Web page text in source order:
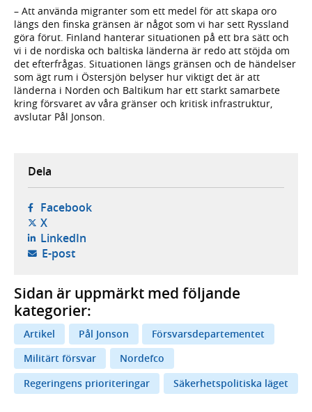
– Att använda migranter som ett medel för att skapa oro
längs den finska gränsen är något som vi har sett Ryssland
göra förut. Finland hanterar situationen på ett bra sätt och
vi i de nordiska och baltiska länderna är redo att stöjda om
det efterfrågas. Situationen längs gränsen och de händelser
som ägt rum i Östersjön belyser hur viktigt det är att
länderna i Norden och Baltikum har ett starkt samarbete
kring försvaret av våra gränser och kritisk infrastruktur,
avslutar Pål Jonson.
Dela
Facebook- öppnas i ny flik, extern webbplats,
X- öppnas i ny flik, extern webbplats,
LinkedIn- öppnas i ny flik, extern webbplats,
E-post- öppnar din e-postklient,
Sidan är uppmärkt med följande
kategorier:
Artikel Pål Jonson
Försvarsdepartementet
Militärt försvar
Nordefco
Regeringens prioriteringar
Säkerhetspolitiska läget